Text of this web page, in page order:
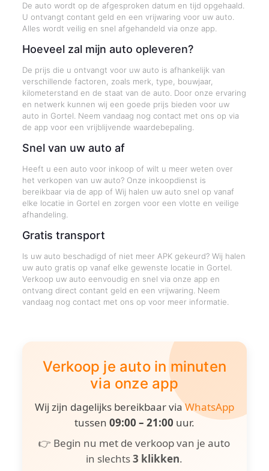
De auto wordt op de afgesproken datum en tijd opgehaald.
U ontvangt contant geld en een vrijwaring voor uw auto.
Alles wordt veilig en snel afgehandeld via onze app.
Hoeveel zal mijn auto opleveren?
De prijs die u ontvangt voor uw auto is afhankelijk van
verschillende factoren, zoals merk, type, bouwjaar,
kilometerstand en de staat van de auto. Door onze ervaring
en netwerk kunnen wij een goede prijs bieden voor uw
auto in Gortel. Neem vandaag nog contact met ons op via
de app voor een vrijblijvende waardebepaling.
Snel van uw auto af
Heeft u een auto voor inkoop of wilt u meer weten over
het verkopen van uw auto? Onze inkoopdienst is
bereikbaar via de app of Wij halen uw auto snel op vanaf
elke locatie in Gortel en zorgen voor een vlotte en veilige
afhandeling.
Gratis transport
Is uw auto beschadigd of niet meer APK gekeurd? Wij halen
uw auto gratis op vanaf elke gewenste locatie in Gortel.
Verkoop uw auto eenvoudig en snel via onze app en
ontvang direct contant geld en een vrijwaring. Neem
vandaag nog contact met ons op voor meer informatie.
Verkoop je auto in minuten
via onze app
Wij zijn dagelijks bereikbaar viaWhatsApp
tussen 09:00 – 21:00 uur.
👉 Begin nu met de verkoop van je auto
in slechts3 klikken.